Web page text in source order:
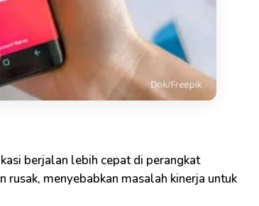
berjalan lebih cepat di perangkat
rusak, menyebabkan masalah kinerja untuk